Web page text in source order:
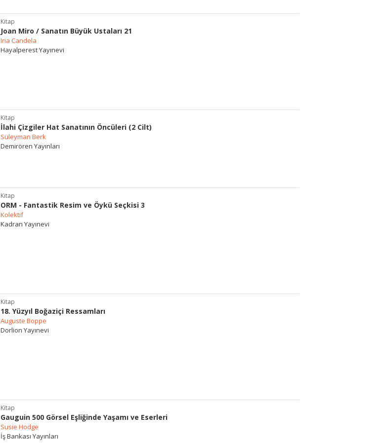
Kitap
Joan Miro / Sanatın Büyük Ustaları 21
Iria Candela
Hayalperest Yayınevi
Kitap
İlahi Çizgiler Hat Sanatının Öncüleri (2 Cilt)
Süleyman Berk
Demirören Yayınları
Kitap
ORM - Fantastik Resim ve Öykü Seçkisi 3
Kolektif
Kadran Yayınevi
Kitap
18. Yüzyıl Boğaziçi Ressamları
Auguste Boppe
Dorlion Yayınevi
Kitap
Gauguin 500 Görsel Eşliğinde Yaşamı ve Eserleri
Susie Hodge
İş Bankası Yayınları